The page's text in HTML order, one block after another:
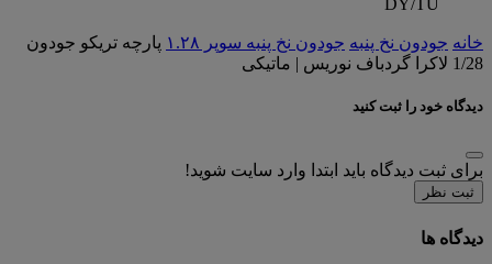
DY/TU
خانه جودون نخ پنبه جودون نخ پنبه سوپر ۱.۲۸
پارچه تریکو جودون
1/28 لاکرا گردباف نوریس | ماتیکی
دیدگاه خود را ثبت کنید
برای ثبت دیدگاه باید ابتدا وارد سایت شوید!
ثبت نظر
دیدگاه ها